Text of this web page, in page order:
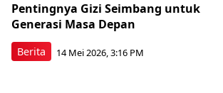
Berita
Pentingnya Gizi Seimbang untuk
Generasi Masa Depan
14 Mei 2026, 3:16 PM